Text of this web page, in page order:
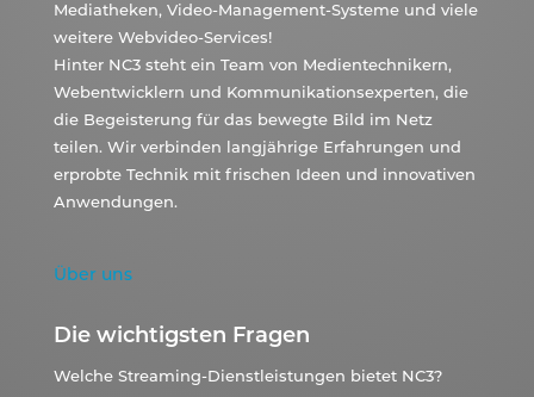
Mediatheken, Video-Management-Systeme und viele
weitere Webvideo-Services!
Hinter NC3 steht ein Team von Medientechnikern,
Webentwicklern und Kommunikationsexperten, die
die Begeisterung für das bewegte Bild im Netz
teilen. Wir verbinden langjährige Erfahrungen und
erprobte Technik mit frischen Ideen und innovativen
Anwendungen.
Über uns
Die wichtigsten Fragen
Welche Streaming-Dienstleistungen bietet NC3?